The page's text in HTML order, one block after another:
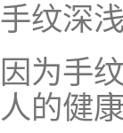
手纹深
因为手
人的健